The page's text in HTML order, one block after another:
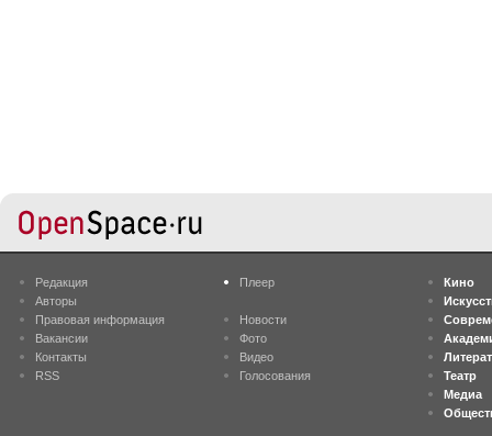
Редакция
Авторы
Правовая информация
Вакансии
Контакты
RSS
Плеер
Новости
Фото
Видео
Голосования
Кино
Театр
Медиа